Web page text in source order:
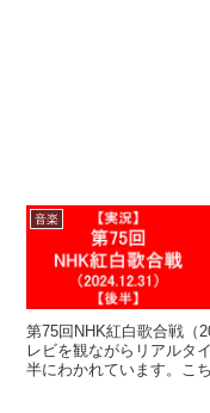
音楽
第75回NHK紅白歌合戦（
レビを観ながらリアルタ
半にわかれています。こ